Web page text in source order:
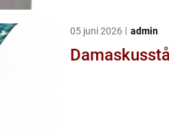
05 juni 2026 admin